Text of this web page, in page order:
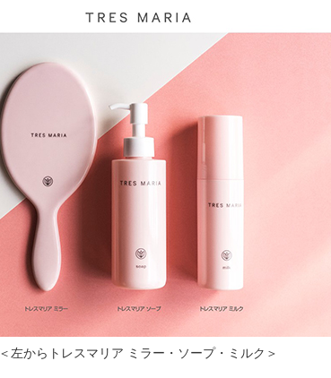
＜左からトレスマリア ミラー・ソープ・ミルク＞